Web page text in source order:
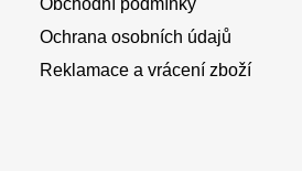
Obchodní podmínky
Ochrana osobních údajů
Reklamace a vrácení zboží